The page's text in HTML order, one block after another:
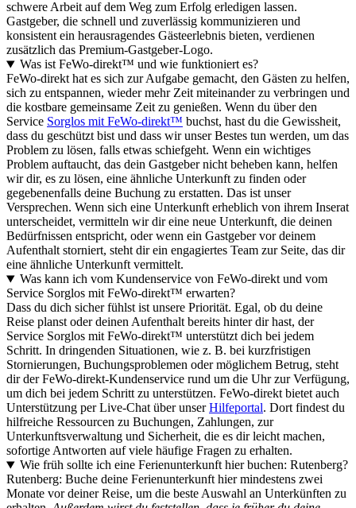
schwere Arbeit auf dem Weg zum Erfolg erledigen lassen.
Gastgeber, die schnell und zuverlässig kommunizieren und
konsistent ein herausragendes Gästeerlebnis bieten, verdienen
zusätzlich das Premium-Gastgeber-Logo.
Was ist FeWo-direkt™ und wie funktioniert es?
FeWo-direkt hat es sich zur Aufgabe gemacht, den Gästen zu helfen,
sich zu entspannen, wieder mehr Zeit miteinander zu verbringen und
die kostbare gemeinsame Zeit zu genießen. Wenn du über den
Service Sorglos mit FeWo-direkt™ buchst, hast du die Gewissheit,
dass du geschützt bist und dass wir unser Bestes tun werden, um das
Problem zu lösen, falls etwas schiefgeht. Wenn ein wichtiges
Problem auftaucht, das dein Gastgeber nicht beheben kann, helfen
wir dir, es zu lösen, eine ähnliche Unterkunft zu finden oder
gegebenenfalls deine Buchung zu erstatten. Das ist unser
Versprechen. Wenn sich eine Unterkunft erheblich von ihrem Inserat
unterscheidet, vermitteln wir dir eine neue Unterkunft, die deinen
Bedürfnissen entspricht, oder wenn ein Gastgeber vor deinem
Aufenthalt storniert, steht dir ein engagiertes Team zur Seite, das dir
eine ähnliche Unterkunft vermittelt.
Was kann ich vom Kundenservice von FeWo-direkt und vom
Service Sorglos mit FeWo-direkt™ erwarten?
Dass du dich sicher fühlst ist unsere Priorität. Egal, ob du deine
Reise planst oder deinen Aufenthalt bereits hinter dir hast, der
Service Sorglos mit FeWo-direkt™ unterstützt dich bei jedem
Schritt. In dringenden Situationen, wie z. B. bei kurzfristigen
Stornierungen, Buchungsproblemen oder möglichem Betrug, steht
dir der FeWo-direkt-Kundenservice rund um die Uhr zur Verfügung,
um dich bei jedem Schritt zu unterstützen. FeWo-direkt bietet auch
Unterstützung per Live-Chat über unserHilfeportal. Dort findest du
hilfreiche Ressourcen zu Buchungen, Zahlungen, zur
Unterkunftsverwaltung und Sicherheit, die es dir leicht machen,
sofortige Antworten auf viele häufige Fragen zu erhalten.
Wie früh sollte ich eine Ferienunterkunft hier buchen: Rutenberg?
Rutenberg: Buche deine Ferienunterkunft hier mindestens zwei
Monate vor deiner Reise, um die beste Auswahl an Unterkünften zu